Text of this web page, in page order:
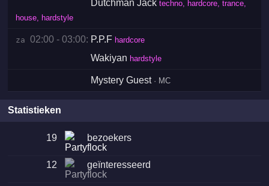
Dutchman Jack techno, hardcore, trance,
house, hardstyle
za 02:00 - 03:00: P.P.F hardcore
Wakiyan hardstyle
Mystery Guest· MC
Statistieken
19 bezoekers
12 geïnteresseerd